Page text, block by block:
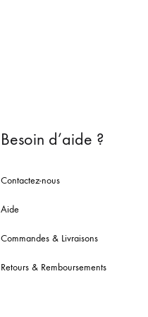
Besoin d’aide ?
Contactez-nous
Aide
Commandes & Livraisons
Retours & Remboursements